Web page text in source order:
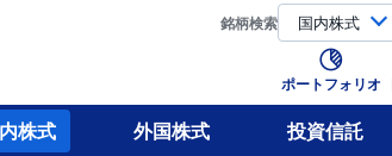
銘柄検索
ポートフォリオ
株式 外国株式 投資信託